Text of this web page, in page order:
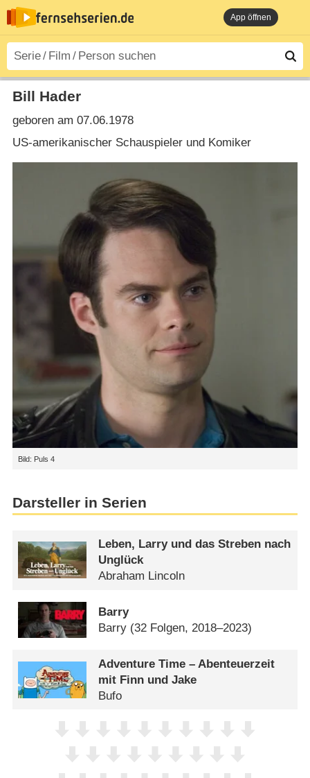
App öffnen
Bild: Puls 4
Bill Hader
geboren am 07.06.1978
US-amerikanischer Schauspieler und Komiker
Darsteller in Serien
Leben, Larry und das Streben nach
Unglück
Abraham Lincoln
Barry
Barry (32 Folgen, 2018–2023)
Adventure Time – Abenteuerzeit
mit Finn und Jake
Bufo